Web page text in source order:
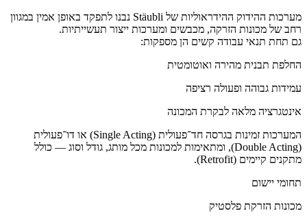
מערכות ההידוק ההידראוליות של Stäubli נבנו לתפקד באופן אמין במגוון
רחב של מכונות הזרקה, מכבשים ומערכות ייצור תעשייתיות.
גם תחת תנאי עבודה קשים הן מספקות:
החלפת תבנית מהירה ואוטומטית
עמידות גבוהה ופעולה רציפה
אינטגרציה מלאה לבקרת המכונה
המערכות זמינות בגרסה חד־פעולית (Single Acting) או דו־פעולית
(Double Acting), ומתאימות למכונות מכל מותג, גודל וסוג — כולל
מתקנים קיימים (Retrofit).
תחומי יישום
מכונות הזרקת פלסטיק